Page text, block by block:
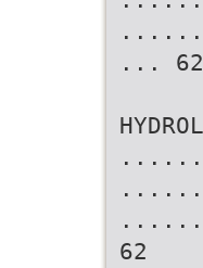
... 62
62